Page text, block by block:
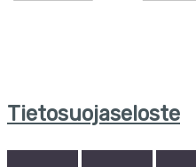
Tietosuojaseloste